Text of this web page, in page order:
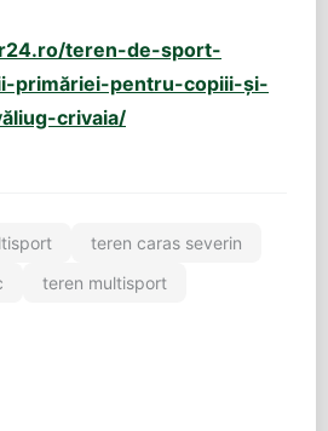
teren-de-sport-
primăriei-pentru-copiii-și-
crivaia/
teren caras severin
teren multisport